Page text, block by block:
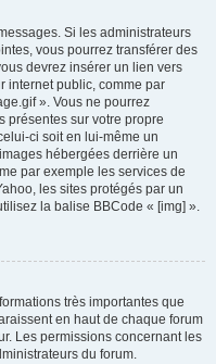
Si les administrateurs
vous pourrez transférer des
devrez insérer un lien vers
internet public, comme par
». Vous ne pourrez
présentes sur votre propre
ci soit en lui-même un
hébergées derrière un
par exemple les services de
les sites protégés par un
la balise BBCode « [img] ».
très importantes que
en haut de chaque forum
Les permissions concernant les
du forum.